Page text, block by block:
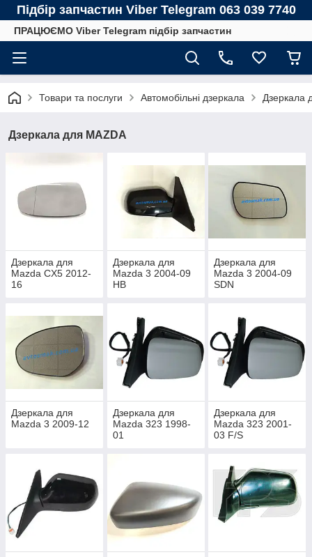
Підбір запчастин Viber Telegram 063 039 7740
ПРАЦЮЄМО Viber Telegram підбір запчастин
Товари та послуги Автомобільні дзеркала Дзеркала
Дзеркала для MAZDA
Дзеркала для
Mazda CX5 2012-
16
Дзеркала для
Mazda 3 2004-09
HB
Дзеркала для
Mazda 3 2004-09
SDN
Дзеркала для
Mazda 3 2009-12
Дзеркала для
Mazda 323 1998-
01
Дзеркала для
Mazda 323 2001-
03 F/S